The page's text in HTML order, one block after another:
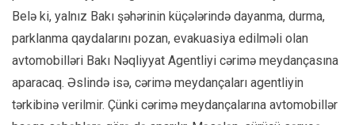
Belə ki, yalnız Bakı şəhərinin küçələrində dayanma, durma,
parklanma qaydalarını pozan, evakuasiya edilməli olan
avtomobilləri Bakı Nəqliyyat Agentliyi cərimə meydançasına
aparacaq. Əslində isə, cərimə meydançaları agentliyin
tərkibinə verilmir. Çünki cərimə meydançalarına avtomobillər